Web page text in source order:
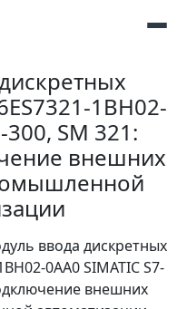
1BH02-
300, SM 321:
внешних
ввода дискретных
0AA0 SIMATIC S7-
внешних